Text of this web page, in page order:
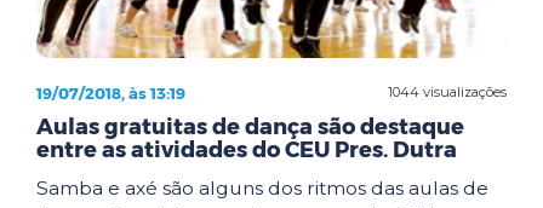
1044 visualizações
19/07/2018, às 13:19
Aulas gratuitas de dança são destaque
entre as atividades do CEU Pres. Dutra
Samba e axé são alguns dos ritmos das aulas de